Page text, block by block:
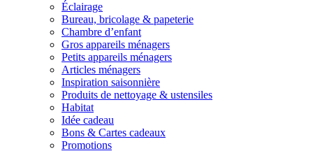
Éclairage
Bureau, bricolage & papeterie
Chambre d’enfant
Gros appareils ménagers
Petits appareils ménagers
Articles ménagers
Inspiration saisonnière
Produits de nettoyage & ustensiles
Habitat
Idée cadeau
Bons & Cartes cadeaux
Promotions